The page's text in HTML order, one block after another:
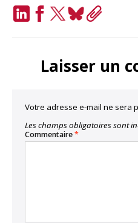
Laisser un
Votre adresse e-mail ne sera
Les champs obligatoires sont
Commentaire*